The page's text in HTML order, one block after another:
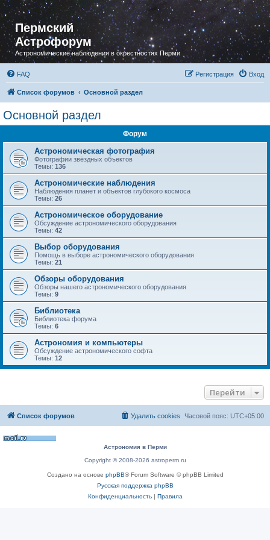
Пермский
Астрофорум
Астрономические наблюдения в окрестностях Перми
FAQ Вход
Регистрация
Список форумов Основной раздел
Основной раздел
Форум
Астрономическая фотография
Фотографии звёздных объектов
Темы: 136
Астрономические наблюдения
Наблюдения планет и объектов глубокого космоса
Темы: 26
Астрономическое оборудование
Обсуждение астрономического оборудования
Темы: 42
Выбор оборудования
Помощь в выборе астрономического оборудования
Темы: 21
Обзоры оборудования
Обзоры нашего астрономического оборудования
Темы: 9
Библиотека
Библиотека форума
Темы: 6
Астрономия и компьютеры
Обсуждение астрономического софта
Темы: 12
Перейти
Список форумов Часовой пояс: UTC+05:00
Удалить cookies
Астрономия в Перми
Copyright © 2008-2026 astroperm.ru
Создано на основе phpBB® Forum Software © phpBB Limited
Русская поддержка phpBB
Конфиденциальность| Правила